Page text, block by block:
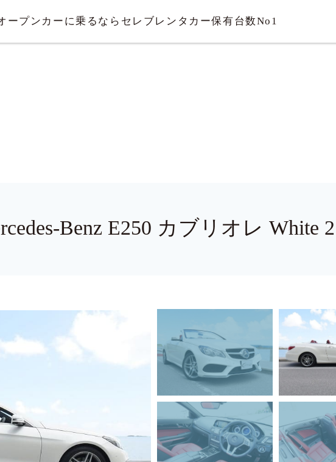
ープンカーに乗るならセレブレンタカー保有台数No1
Benz E250 カブリオレ White 2